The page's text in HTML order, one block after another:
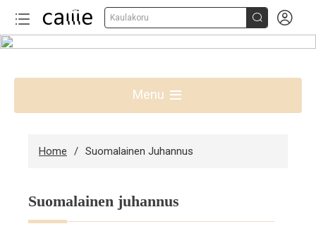
Kaulakoru  
content
Parhaat lahjaideat Suomessa
Menu
Home Suomalainen Juhannus
Suomalainen juhannus